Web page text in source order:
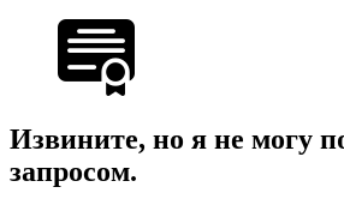
Извините, но я не могу
запросом.